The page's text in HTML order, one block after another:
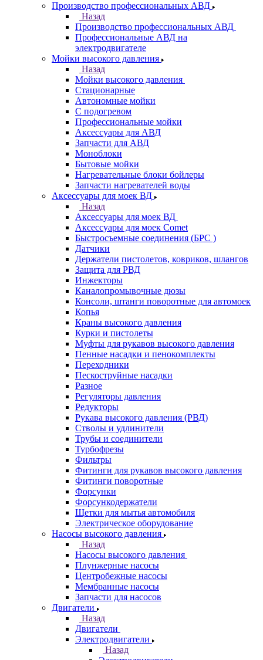
Производство профессиональных АВД
Назад
Производство профессиональных АВД
Профессиональные АВД на
электродвигателе
Мойки высокого давления
Назад
Мойки высокого давления
Стационарные
Автономные мойки
С подогревом
Профессиональные мойки
Аксессуары для АВД
Запчасти для АВД
Моноблоки
Бытовые мойки
Нагревательные блоки бойлеры
Запчасти нагревателей воды
Аксессуары для моек ВД
Назад
Аксессуары для моек ВД
Аксессуары для моек Comet
Быстросъемные соединения (БРС )
Датчики
Держатели пистолетов, ковриков, шлангов
Защита для РВД
Инжекторы
Каналопромывочные дюзы
Консоли, штанги поворотные для автомоек
Копья
Краны высокого давления
Курки и пистолеты
Муфты для рукавов высокого давления
Пенные насадки и пенокомплекты
Переходники
Пескоструйные насадки
Разное
Регуляторы давления
Редукторы
Рукава высокого давления (РВД)
Стволы и удлинители
Трубы и соединители
Турбофрезы
Фильтры
Фитинги для рукавов высокого давления
Фитинги поворотные
Форсунки
Форсункодержатели
Щетки для мытья автомобиля
Электрическое оборудование
Насосы высокого давления
Назад
Насосы высокого давления
Плунжерные насосы
Центробежные насосы
Мембранные насосы
Запчасти для насосов
Двигатели
Назад
Двигатели
Электродвигатели
Назад